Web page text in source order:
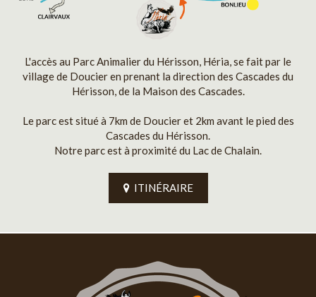
L'accès au Parc Animalier du Hérisson, Héria, se fait par le
village de Doucier en prenant la direction des Cascades du
Hérisson, de la Maison des Cascades.
Le parc est situé à 7km de Doucier et 2km avant le pied des
Cascades du Hérisson.
Notre parc est à proximité du Lac de Chalain.
ITINÉRAIRE